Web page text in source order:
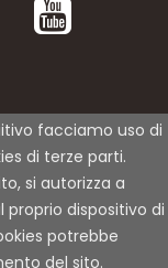
facciamo uso di
di terze parti.
si autorizza a
dispositivo di
potrebbe
del sito.